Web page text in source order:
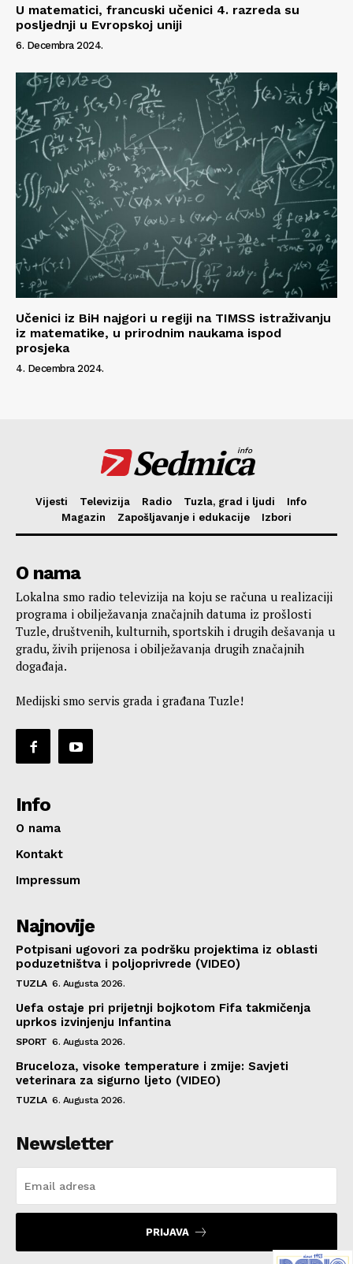
U matematici, francuski učenici 4. razreda su
posljednji u Evropskoj uniji
6. Decembra 2024.
Učenici iz BiH najgori u regiji na TIMSS istraživanju
iz matematike, u prirodnim naukama ispod
prosjeka
4. Decembra 2024.
Sedmica
info
Vijesti Televizija Radio Tuzla, grad i ljudi
Info
Magazin
Zapošljavanje i edukacije Izbori
O nama
Lokalna smo radio televizija na koju se računa u realizaciji
programa i obilježavanja značajnih datuma iz prošlosti
Tuzle, društvenih, kulturnih, sportskih i drugih dešavanja u
gradu, živih prijenosa i obilježavanja drugih značajnih
događaja.
Medijski smo servis grada i građana Tuzle!
Info
O nama
Kontakt
Impressum
Najnovije
Potpisani ugovori za podršku projektima iz oblasti
poduzetništva i poljoprivrede (VIDEO)
TUZLA 6. Augusta 2026.
Uefa ostaje pri prijetnji bojkotom Fifa takmičenja
uprkos izvinjenju Infantina
SPORT 6. Augusta 2026.
Bruceloza, visoke temperature i zmije: Savjeti
veterinara za sigurno ljeto (VIDEO)
TUZLA 6. Augusta 2026.
Newsletter
PRIJAVA